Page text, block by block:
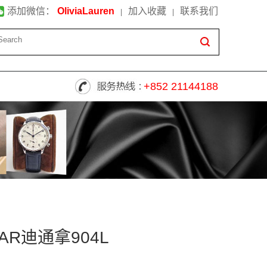
添加微信： OliviaLauren 加入收藏 联系我们
+852 21144188
迪通拿904L